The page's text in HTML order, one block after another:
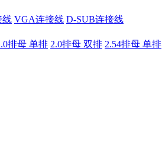
线 VGA连接线 D-SUB连接线
排母 单排 2.0排母 双排 2.54排母 单排